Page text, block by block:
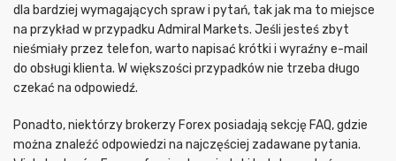
dla bardziej wymagających spraw i pytań, tak jak ma to miejsce
na przykład w przypadku Admiral Markets. Jeśli jesteś zbyt
nieśmiały przez telefon, warto napisać krótki i wyraźny e-mail
do obsługi klienta. W większości przypadków nie trzeba długo
czekać na odpowiedź.
Ponadto, niektórzy brokerzy Forex posiadają sekcję FAQ, gdzie
można znaleźć odpowiedzi na najczęściej zadawane pytania.